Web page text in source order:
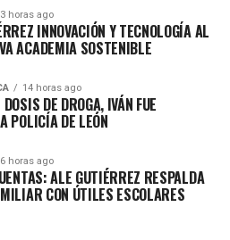
horas ago
INNOVACIÓN Y TECNOLOGÍA AL
ACADEMIA SOSTENIBLE
14 horas ago
DE DROGA, IVÁN FUE
POLICÍA DE LEÓN
horas ago
ALE GUTIÉRREZ RESPALDA
CON ÚTILES ESCOLARES